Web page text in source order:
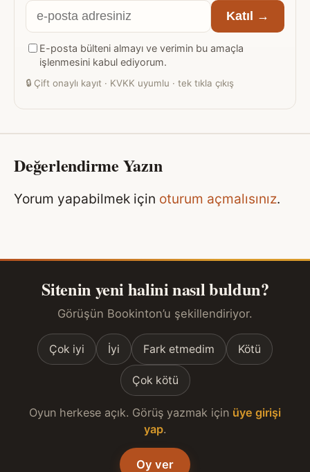
E-
posta
adresiniz
Katıl →
E-posta bülteni almayı ve verimin bu amaçla
işlenmesini kabul ediyorum.
🔒 Çift onaylı kayıt · KVKK uyumlu · tek tıkla çıkış
Değerlendirme Yazın
Yorum yapabilmek için oturum açmalısınız.
Sitenin yeni halini nasıl buldun?
Görüşün Bookinton’u şekillendiriyor.
Çok iyi İyi Fark etmedim Kötü
Çok kötü
Oyun herkese açık. Görüş yazmak için üye girişi
yap.
Oy ver